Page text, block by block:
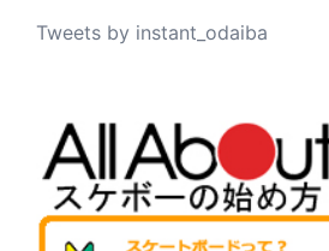
Tweets by instant_odaiba